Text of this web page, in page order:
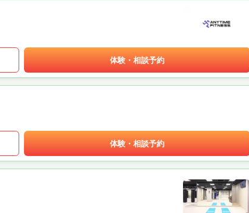
体験・相談予約
体験・相談予約